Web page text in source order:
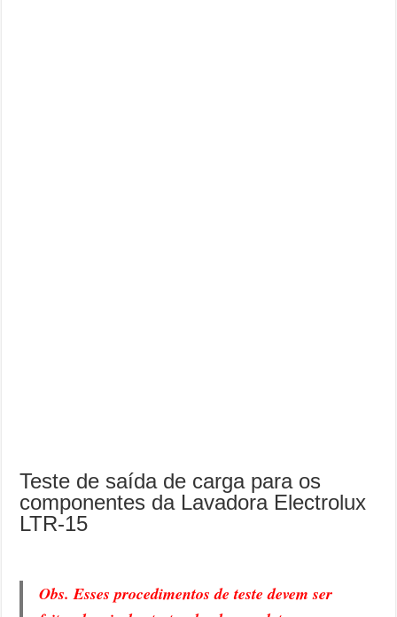
Teste de saída de carga para os
componentes da Lavadora Electrolux
LTR-15
Obs. Esses procedimentos de teste devem ser